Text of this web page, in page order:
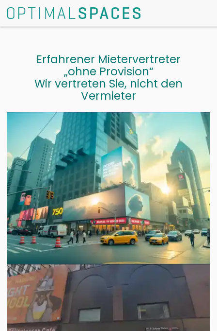
Erfahrener Mietervertreter
„ohne Provision“
Wir vertreten Sie, nicht den
Vermieter